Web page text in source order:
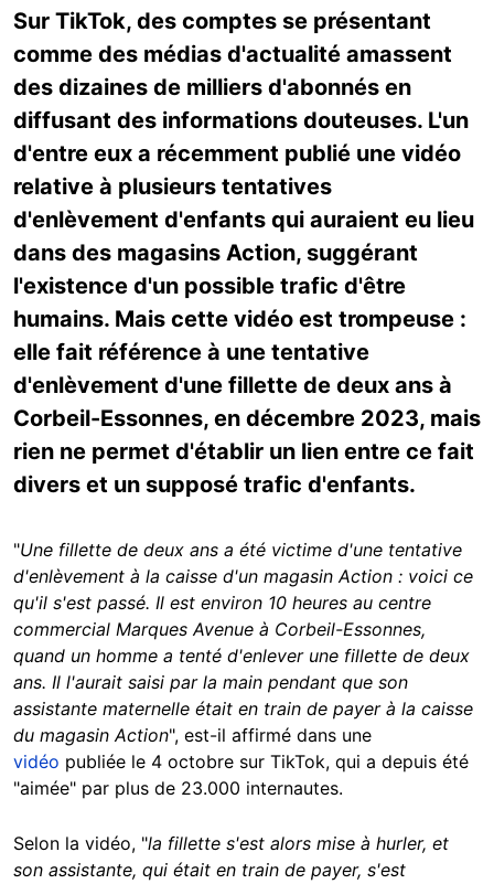
Sur TikTok, des comptes se présentant
comme des médias d'actualité amassent
des dizaines de milliers d'abonnés en
diffusant des informations douteuses. L'un
d'entre eux a récemment publié une vidéo
relative à plusieurs tentatives
d'enlèvement d'enfants qui auraient eu lieu
dans des magasins Action, suggérant
l'existence d'un possible trafic d'être
humains. Mais cette vidéo est trompeuse :
elle fait référence à une tentative
d'enlèvement d'une fillette de deux ans à
Corbeil-Essonnes, en décembre 2023, mais
rien ne permet d'établir un lien entre ce fait
divers et un supposé trafic d'enfants.
"Une fillette de deux ans a été victime d'une tentative
d'enlèvement à la caisse d'un magasin Action : voici ce
qu'il s'est passé. Il est environ 10 heures au centre
commercial Marques Avenue à Corbeil-Essonnes,
quand un homme a tenté d'enlever une fillette de deux
ans. Il l'aurait saisi par la main pendant que son
assistante maternelle était en train de payer à la caisse
du magasin Action", est-il affirmé dans une
vidéo publiée le 4 octobre sur TikTok, qui a depuis été
"aimée" par plus de 23.000 internautes.
Selon la vidéo, "la fillette s'est alors mise à hurler, et
son assistante, qui était en train de payer, s'est